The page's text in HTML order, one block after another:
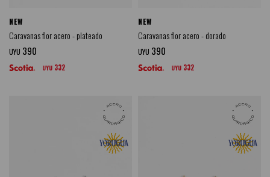
NEW
Caravanas flor acero - plateado
UYU 390
UYU 332
NEW
Caravanas flor acero - dorado
UYU 390
UYU 332